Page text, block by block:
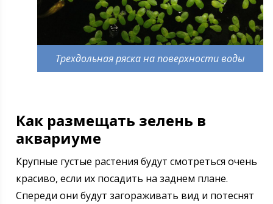
Трехдольная ряска на поверхности воды
Как размещать зелень в
аквариуме
Крупные густые растения будут смотреться очень
красиво, если их посадить на заднем плане.
Спереди они будут загораживать вид и потеснят